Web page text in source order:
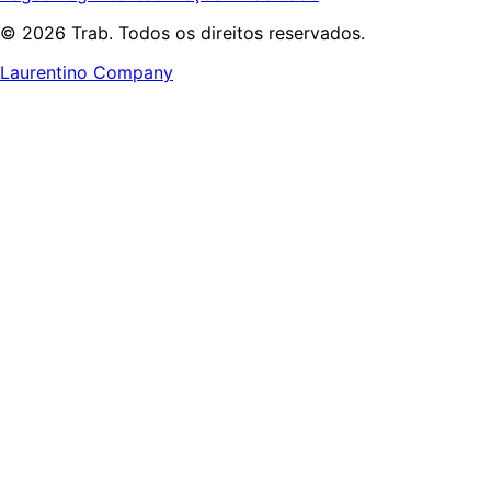
© 2026 Trab. Todos os direitos reservados.
Laurentino Company